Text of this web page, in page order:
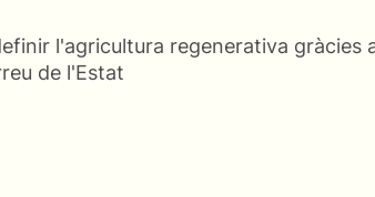
l'agricultura regenerativa gràcies
de l'Estat